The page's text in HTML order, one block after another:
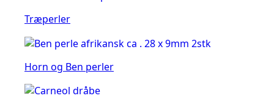
Træperler
Horn og Ben perler